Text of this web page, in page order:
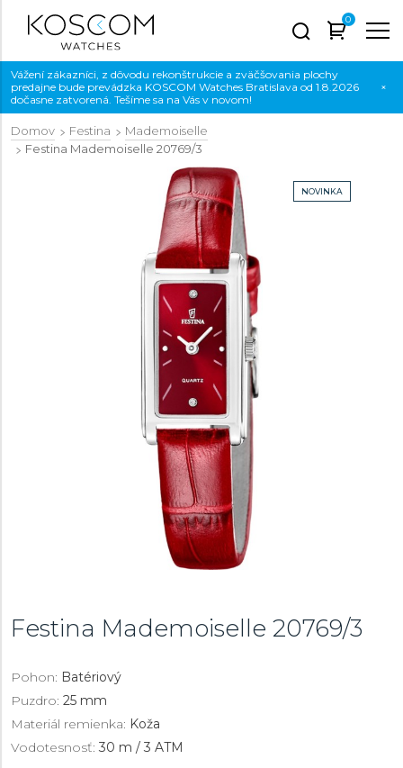
0
Vážení zákazníci, z dôvodu rekonštrukcie a zväčšovania plochy
predajne bude prevádzka KOSCOM Watches Bratislava od 1.8.2026
dočasne zatvorená. Tešíme sa na Vás v novom!
×
Domov Festina
Mademoiselle
Festina Mademoiselle 20769/3
NOVINKA
Festina Mademoiselle 20769/3
Pohon: Batériový
Puzdro: 25 mm
Materiál remienka: Koža
Vodotesnosť: 30 m / 3 ATM